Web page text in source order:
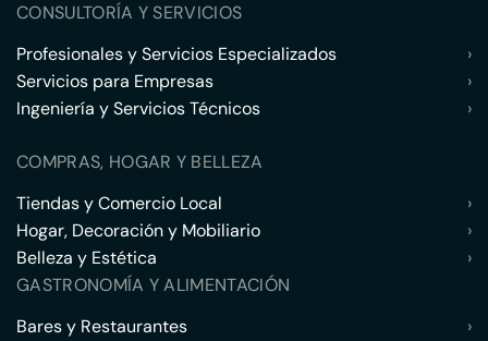
CONSULTORÍA Y SERVICIOS
Profesionales y Servicios Especializados
›
Servicios para Empresas
›
Ingeniería y Servicios Técnicos
›
COMPRAS, HOGAR Y BELLEZA
Tiendas y Comercio Local
›
Hogar, Decoración y Mobiliario
›
Belleza y Estética
›
GASTRONOMÍA Y ALIMENTACIÓN
Bares y Restaurantes
›